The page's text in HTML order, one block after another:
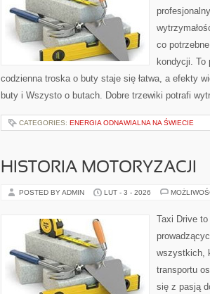
co
kondycji. To
codzienna troska o buty staje się łatwa, a efekty
buty i Wszysto o butach. Dobre trzewiki potrafi
CATEGORIES: ENERGIA ODNAWIALNA NA ŚWIECIE
HISTORIA MOTORYZACJI
POSTED BY ADMIN LUT - 3 - 2026
Taxi Drive
wszystkich,
transportu
się z pasją